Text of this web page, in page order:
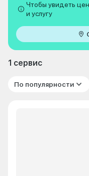
Чтобы увидеть
и услугу
1 сервис
По популярности